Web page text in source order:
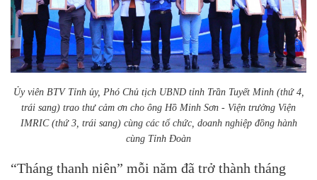
Ủy viên BTV Tỉnh ủy, Phó Chủ tịch UBND tỉnh Trần Tuyết Minh (thứ 4,
trái sang) trao thư cảm ơn cho ông Hồ Minh Sơn - Viện trưởng Viện
IMRIC (thứ 3, trái sang) cùng các tổ chức, doanh nghiệp đồng hành
cùng Tỉnh Đoàn
“Tháng thanh niên” mỗi năm đã trở thành tháng